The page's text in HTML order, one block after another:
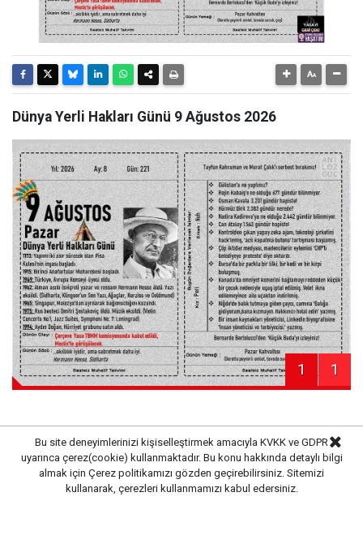
Dünya Yerli Hakları Günü 9 Ağustos 2026
1 1
Kaynak: Haber Merkezi
Bu site deneyimlerinizi kişiselleştirmek amacıyla KVKK ve GDPR
uyarınca çerez(cookie) kullanmaktadır. Bu konu hakkında detaylı bilgi
almak için Çerez politikamızı gözden geçirebilirsiniz. Sitemizi
kullanarak, çerezleri kullanmamızı kabul edersiniz.